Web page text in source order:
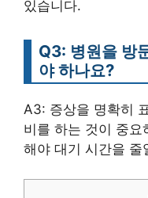
있습니다.
Q3: 병원을 방
야 하나요?
A3: 증상을 명확히
비를 하는 것이 중요
해야 대기 시간을 줄